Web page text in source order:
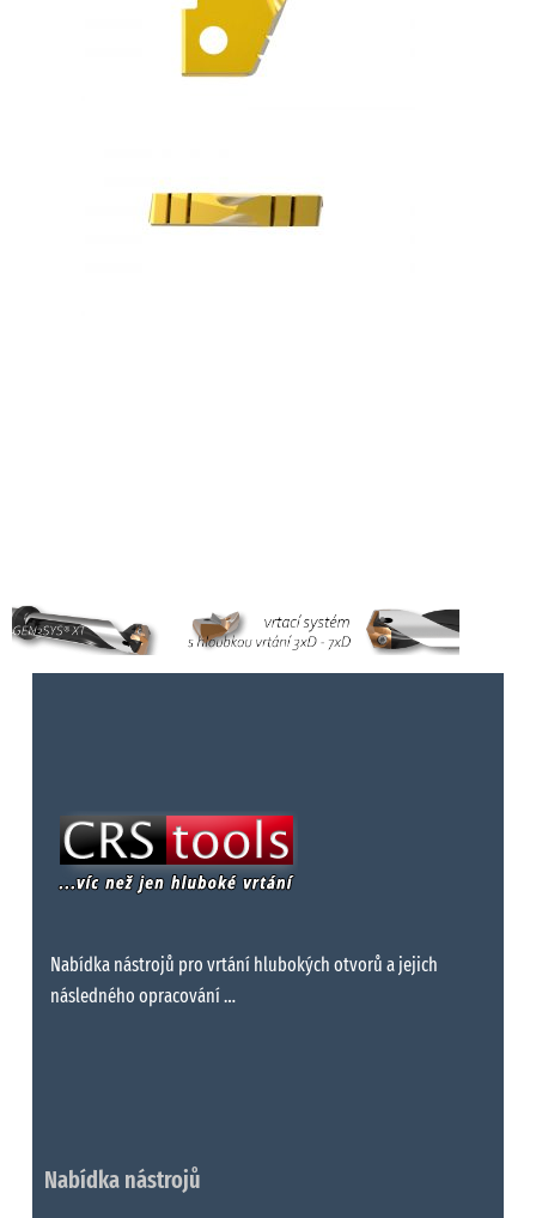
Nabídka nástrojů pro vrtání hlubokých otvorů a jejich
následného opracování …
Nabídka nástrojů